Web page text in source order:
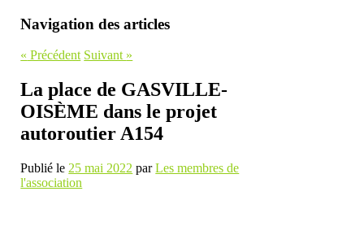
Navigation des articles
« Précédent Suivant »
La place de GASVILLE-
OISÈME dans le projet
autoroutier A154
Publié le 25 mai 2022 parLes membres de
l'association